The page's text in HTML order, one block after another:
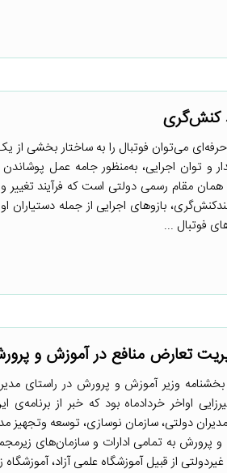
کنش‌گری
حرفه‌ای می‌توان فوتبال را به ساختار بخشی
و توان اجرایی، به‌منظور جامه عمل
مقام رسمی دولتی است که فرآیند تغییر و
بازوهای اجرایی از جمله
فوتبال ...
تعارض منافع در آموزش و
وزیر آموزش و پرورش در راستای
اواخر خردادماه بود که خبر از برنامه‌ی
دولتی، سازمان نوسازی، توسعه وتجهیز
به تمامی ادارات و سازمان‌های
از قبیل آموزشگاه علمی آزاد،